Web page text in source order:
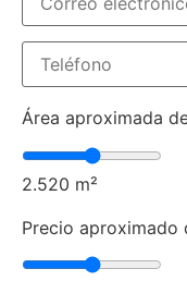
Área aproximada
2.520 m²
Precio aproximado